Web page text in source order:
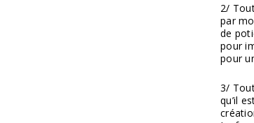
2/
par
de
pour
pour
3/
qu’il